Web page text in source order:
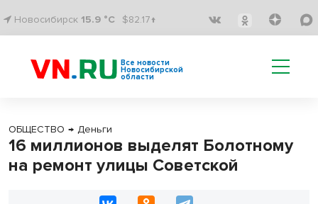
Новосибирск 15.9 °C $82.17↑
Все новости
Новосибирской
области
ОБЩЕСТВО → Деньги
16 миллионов выделят Болотному
на ремонт улицы Советской